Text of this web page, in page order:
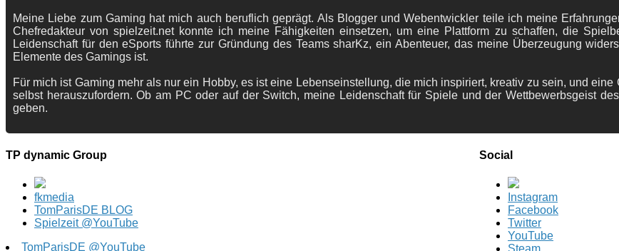
Meine Liebe zum Gaming hat mich auch beruflich geprägt. Als Blogger und Webentwickler teile ich meine
Chefredakteur von spielzeit.net konnte ich meine Fähigkeiten einsetzen, um eine Plattform zu schaffen, die
Leidenschaft für den eSports führte zur Gründung des Teams sharKz, ein Abenteuer, das meine Überzeugung
Elemente des Gamings ist.
Für mich ist Gaming mehr als nur ein Hobby, es ist eine Lebenseinstellung, die mich inspiriert, kreativ zu sein, und
selbst herauszufordern. Ob am PC oder auf der Switch, meine Leidenschaft für Spiele und der Wettbewerbsgeist
geben.
TP dynamic Group
fkmedia
TomParisDE BLOG
Spielzeit @YouTube
TomParisDE @YouTube
Social
Instagram
Facebook
Twitter
YouTube
Steam